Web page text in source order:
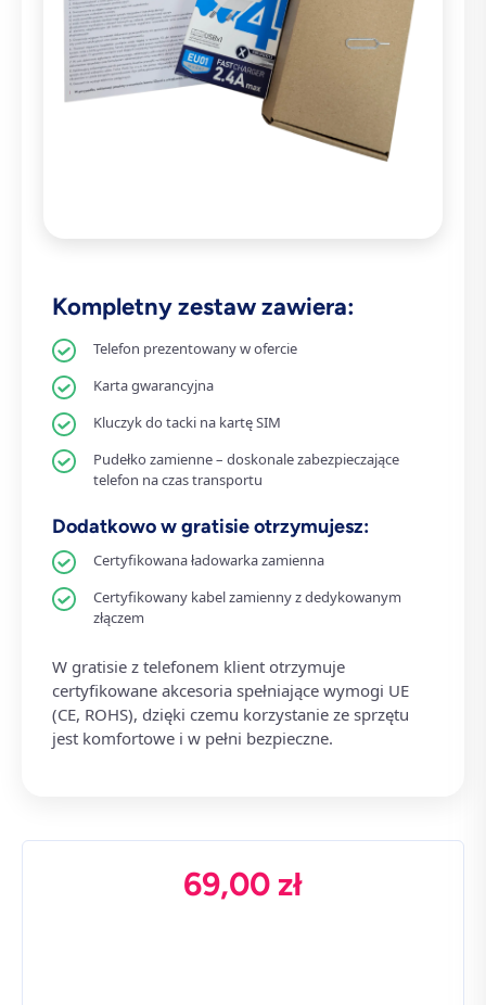
Kompletny zestaw zawiera:
Telefon prezentowany w ofercie
Karta gwarancyjna
Kluczyk do tacki na kartę SIM
Pudełko zamienne – doskonale zabezpieczające
telefon na czas transportu
Dodatkowo w gratisie otrzymujesz:
Certyfikowana ładowarka zamienna
Certyfikowany kabel zamienny z dedykowanym
złączem
W gratisie z telefonem klient otrzymuje
certyfikowane akcesoria spełniające wymogi UE
(CE, ROHS), dzięki czemu korzystanie ze sprzętu
jest komfortowe i w pełni bezpieczne.
69,00 zł